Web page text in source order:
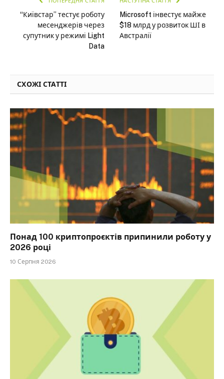
“Київстар” тестує роботу
месенджерів через
супутник у режимі Light
Data
Microsoft інвестує майже
$18 млрд у розвиток ШІ в
Австралії
СХОЖІ СТАТТІ
Понад 100 криптопроєктів припинили роботу у
2026 році
10 Серпня 2026